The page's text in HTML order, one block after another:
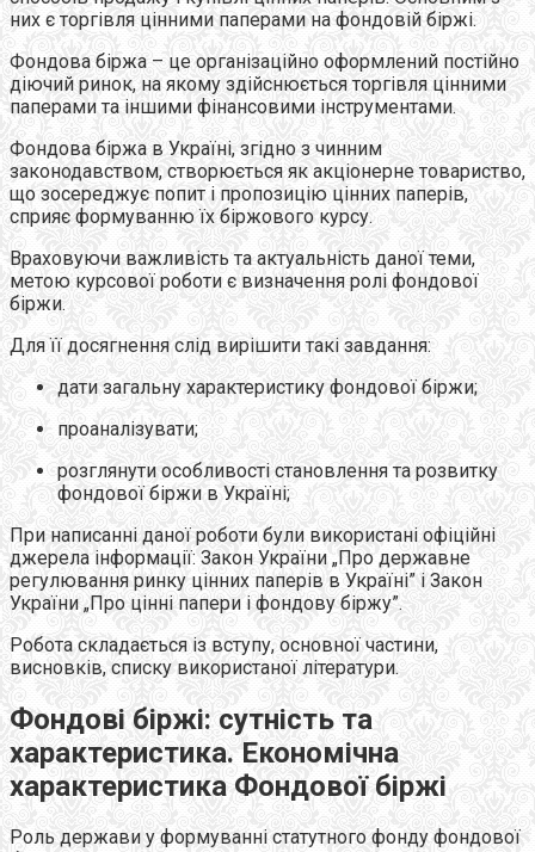
них є торгівля цінними паперами на фондовій біржі.
Фондова біржа – це організаційно оформлений постійно
діючий ринок, на якому здійснюється торгівля цінними
паперами та іншими фінансовими інструментами.
Фондова біржа в Україні, згідно з чинним
законодавством, створюється як акціонерне товариство,
що зосереджує попит і пропозицію цінних паперів,
сприяє формуванню їх біржового курсу.
Враховуючи важливість та актуальність даної теми,
метою курсової роботи є визначення ролі фондової
біржи.
Для її досягнення слід вирішити такі завдання:
дати загальну характеристику фондової біржи;
проаналізувати;
розглянути особливості становлення та розвитку
фондової біржи в Україні;
При написанні даної роботи були використані офіційні
джерела інформації: Закон України „Про державне
регулювання ринку цінних паперів в Україні” і Закон
України „Про цінні папери і фондову біржу”.
Робота складається із вступу, основної частини,
висновків, списку використаної літератури.
Фондові біржі: сутність та
характеристика. Економічна
характеристика Фондової біржі
Роль держави у формуванні статутного фонду фондової